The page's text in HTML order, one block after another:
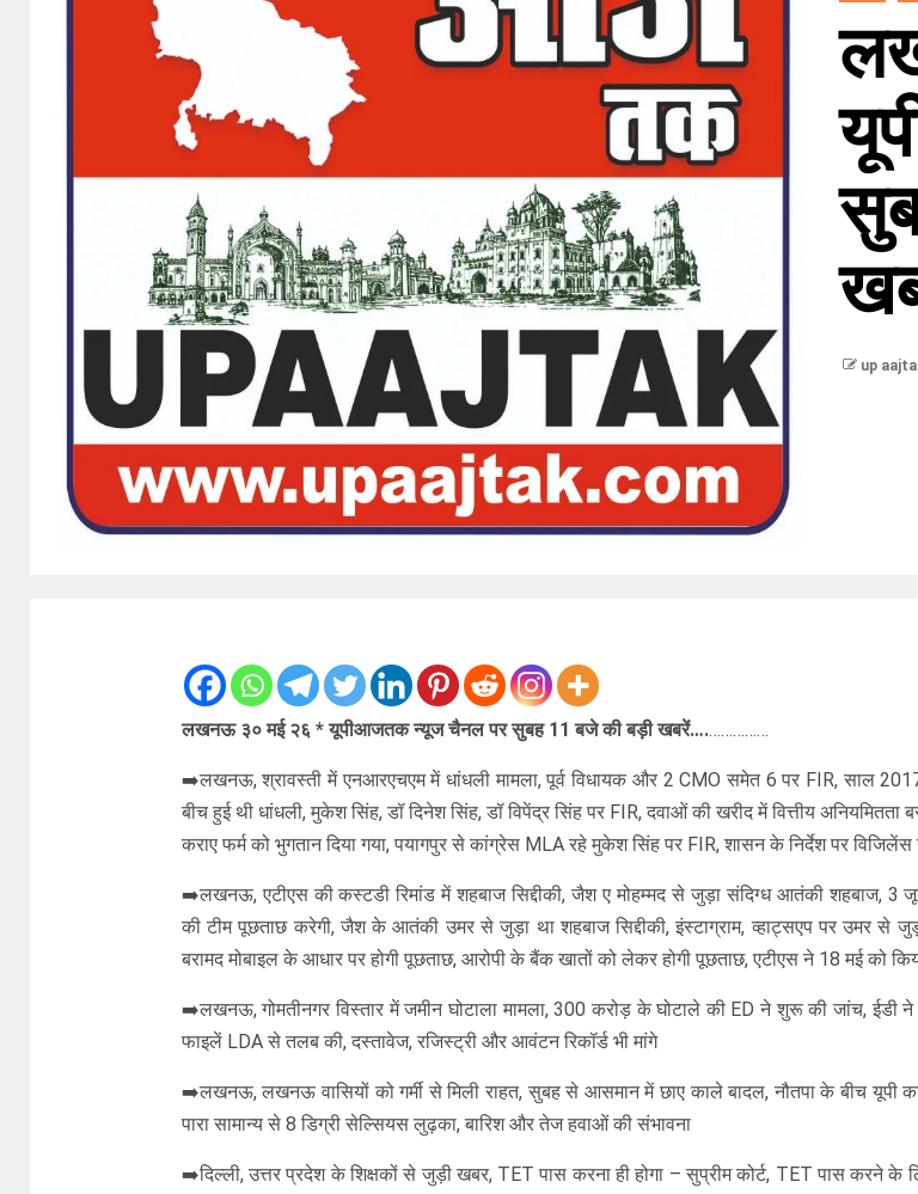
up
लखनऊ ३० मई २६ * यूपीआजतक न्यूज चैनल पर सुबह 11 बजे की बड़ी खबरें….……………
➡️लखनऊ, श्रावस्ती में एनआरएचएम में धांधली मामला, पूर्व विधायक और 2 CMO समेत 6 पर FIR, साल
बीच हुई थी धांधली, मुकेश सिंह, डॉ दिनेश सिंह, डॉ विपेंद्र सिंह पर FIR, दवाओं की खरीद में वित्तीय अनियमितता
कराए फर्म को भुगतान दिया गया, पयागपुर से कांग्रेस MLA रहे मुकेश सिंह पर FIR, शासन के निर्देश पर
➡️लखनऊ, एटीएस की कस्टडी रिमांड में शहबाज सिद्दीकी, जैश ए मोहम्मद से जुड़ा संदिग्ध आतंकी शहबाज, 3
की टीम पूछताछ करेगी, जैश के आतंकी उमर से जुड़ा था शहबाज सिद्दीकी, इंस्टाग्राम, व्हाट्सएप पर उमर से
बरामद मोबाइल के आधार पर होगी पूछताछ, आरोपी के बैंक खातों को लेकर होगी पूछताछ, एटीएस ने 18 मई को
➡️लखनऊ, गोमतीनगर विस्तार में जमीन घोटाला मामला, 300 करोड़ के घोटाले की ED ने शुरू की जांच, ईडी
फाइलें LDA से तलब की, दस्तावेज, रजिस्ट्री और आवंटन रिकॉर्ड भी मांगे
➡️लखनऊ, लखनऊ वासियों को गर्मी से मिली राहत, सुबह से आसमान में छाए काले बादल, नौतपा के बीच यूपी
पारा सामान्य से 8 डिग्री सेल्सियस लुढ़का, बारिश और तेज हवाओं की संभावना
➡️दिल्ली, उत्तर प्रदेश के शिक्षकों से जुड़ी खबर, TET पास करना ही होगा – सुप्रीम कोर्ट, TET पास करने के